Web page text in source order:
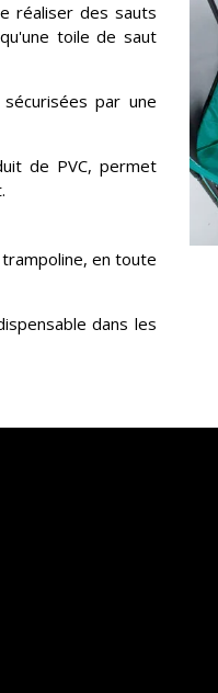
réaliser des sauts
toile de saut
par une
de PVC, permet
en toute
dans les